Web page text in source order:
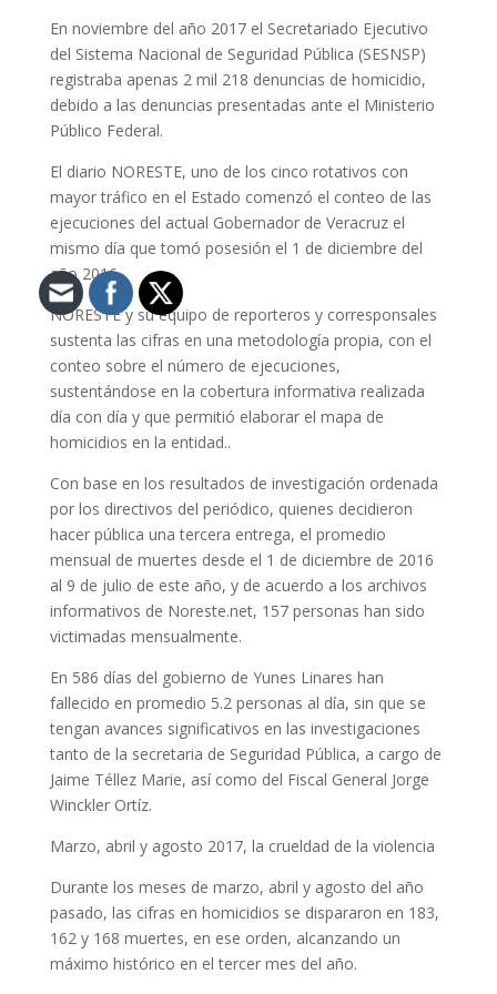
En noviembre del año 2017 el Secretariado Ejecutivo
del Sistema Nacional de Seguridad Pública (SESNSP)
registraba apenas 2 mil 218 denuncias de homicidio,
debido a las denuncias presentadas ante el Ministerio
Público Federal.
El diario NORESTE, uno de los cinco rotativos con
mayor tráfico en el Estado comenzó el conteo de las
ejecuciones del actual Gobernador de Veracruz el
mismo día que tomó posesión el 1 de diciembre del
año 2016.
NORESTE y su equipo de reporteros y corresponsales
sustenta las cifras en una metodología propia, con el
conteo sobre el número de ejecuciones,
sustentándose en la cobertura informativa realizada
día con día y que permitió elaborar el mapa de
homicidios en la entidad..
Con base en los resultados de investigación ordenada
por los directivos del periódico, quienes decidieron
hacer pública una tercera entrega, el promedio
mensual de muertes desde el 1 de diciembre de 2016
al 9 de julio de este año, y de acuerdo a los archivos
informativos de Noreste.net, 157 personas han sido
victimadas mensualmente.
En 586 días del gobierno de Yunes Linares han
fallecido en promedio 5.2 personas al día, sin que se
tengan avances significativos en las investigaciones
tanto de la secretaria de Seguridad Pública, a cargo de
Jaime Téllez Marie, así como del Fiscal General Jorge
Winckler Ortíz.
Marzo, abril y agosto 2017, la crueldad de la violencia
Durante los meses de marzo, abril y agosto del año
pasado, las cifras en homicidios se dispararon en 183,
162 y 168 muertes, en ese orden, alcanzando un
máximo histórico en el tercer mes del año.